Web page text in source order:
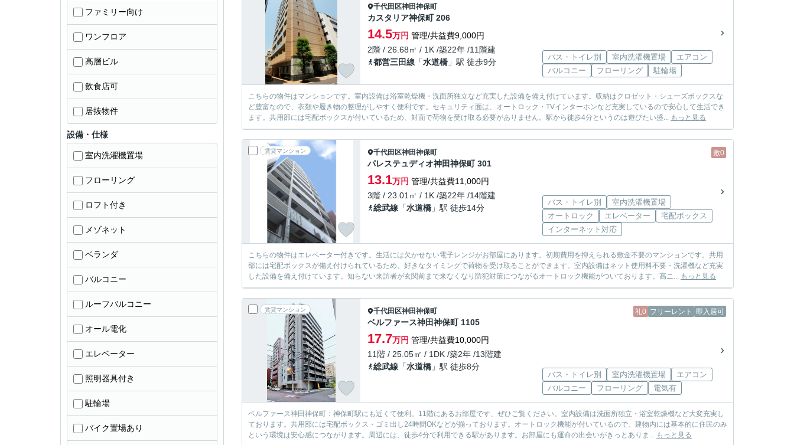
千代田区神田神保町
カスタリア神保町 206
14.5万円 管理/共益費9,000円
2階 / 26.68㎡ / 1K /築22年 /11階建
都営三田線 「水道橋 」駅 徒歩9分
バス・トイレ別 室内洗濯機置場
エアコン
バルコニー
フローリング 駐輪場
こちらの物件はマンションです。室内設備は浴室乾燥機・洗面所独立など充実した設備を備え付けています。収納はクロゼット・シューズボックスな
ど豊富なので、衣類や履き物の整理がしやすく便利です。セキュリティ面は、オートロック・TVインターホンなど充実しているので安心して生活でき
ます。共用部には宅配ボックスが付いているため、対面で荷物を受け取る必要がありません。駅から徒歩4分というのは遊びたい盛... もっと見る
賃貸マンション 敷0
千代田区神田神保町
パレステュディオ神田神保町 301
13.1万円 管理/共益費11,000円
3階 / 23.01㎡ / 1K /築22年 /14階建
総武線 「水道橋 」駅 徒歩14分
バス・トイレ別
室内洗濯機置場
オートロック
エレベーター
宅配ボックス
インターネット対応
こちらの物件はエレベーター付きです。生活には欠かせない電子レンジがお部屋にあります。初期費用を抑えられる敷金不要のマンションです。共用
部には宅配ボックスが備え付けられているため、好きなタイミングで荷物を受け取ることができます。室内設備はネット使用料不要・洗濯機など充実
した設備を備え付けています。知らない来訪者が玄関前まで来なくなり防犯対策につながるオートロック機能がついております。高ニ... もっと見る
賃貸マンション 礼0 フリーレント 即入居可
千代田区神田神保町
ベルファース神田神保町 1105
17.7万円 管理/共益費10,000円
11階 / 25.05㎡ / 1DK /築2年 /13階建
総武線 「水道橋 」駅 徒歩8分
バス・トイレ別 室内洗濯機置場
エアコン
バルコニー
フローリング 電気有
ベルファース神田神保町：神保町駅にも近くて便利。11階にあるお部屋です、ぜひご覧ください。室内設備は洗面所独立・浴室乾燥機など大変充実し
ております。共用部には宅配ボックス・ゴミ出し24時間OKなどが揃っております。オートロック機能が付いているので、建物内には基本的に住民のみ
という環境は安心感につながります。周辺には、徒歩4分で利用できる駅があります。お部屋にも運命の出会いがきっとありま... もっと見る
ファミリー向け
ワンフロア
高層ビル
飲食店可
居抜物件
設備・仕様
室内洗濯機置場
フローリング
ロフト付き
メゾネット
ベランダ
バルコニー
ルーフバルコニー
オール電化
エレベーター
照明器具付き
駐輪場
バイク置場あり